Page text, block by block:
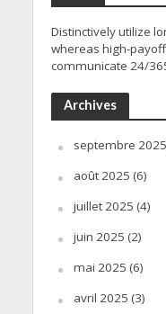
Distinctively utilize
whereas high-
communicate 24/
Archives
septembre 2025
août 2025 (6)
juillet 2025 (4)
juin 2025 (2)
mai 2025 (6)
avril 2025 (3)